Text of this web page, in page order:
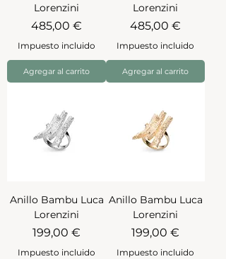
Lorenzini
Precio
485,00 €
Impuesto incluido
Agregar al carrito
Lorenzini
Precio
485,00 €
Impuesto incluido
Agregar al carrito
Anillo Bambu Luca
Lorenzini
Precio
199,00 €
Impuesto incluido
Anillo Bambu Luca
Lorenzini
Precio
199,00 €
Impuesto incluido